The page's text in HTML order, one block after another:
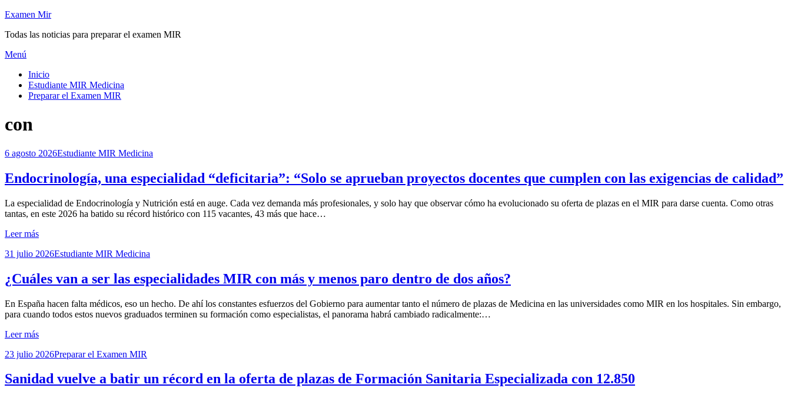
Saltar
contenido
Examen Mir
Todas las noticias para preparar el examen MIR
Menú
Inicio
Estudiante MIR Medicina
Preparar el Examen MIR
Etiqueta
:
con
Publicada
6 agosto 2026Estudiante MIR Medicina
Endocrinología, una especialidad “deficitaria”: “Solo se aprueban proyectos docentes que cumplen con las exigencias de calidad”
porExamen MIR
La especialidad de Endocrinología y Nutrición está en auge. Cada vez demanda más profesionales, y solo hay que observar cómo ha evolucionado su oferta de plazas en el MIR para darse cuenta. Como otras
tantas, en este 2026 ha batido su récord histórico con 115 vacantes, 43 más que hace…
Leer más
Publicada
31 julio 2026Estudiante MIR Medicina
¿Cuáles van a ser las especialidades MIR con más y menos paro dentro de dos años?
porExamen MIR
En España hacen falta médicos, eso un hecho. De ahí los constantes esfuerzos del Gobierno para aumentar tanto el número de plazas de Medicina en las universidades como MIR en los hospitales. Sin embargo,
para cuando todos estos nuevos graduados terminen su formación como especialistas, el panorama habrá cambiado radicalmente:…
Leer más
Publicada
23 julio 2026Preparar el Examen MIR
Sanidad vuelve a batir un récord en la oferta de plazas de Formación Sanitaria Especializada con 12.850